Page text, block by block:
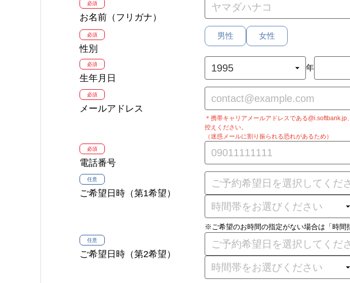
必須
お名前（フリガナ）
必須
性別
男性 女性
必須
生年月日
年
必須
メールアドレス
＊携帯キャリアメールアドレスである
控えください。
（迷惑メールに割り振られる恐れがあるため）
必須
電話番号
任意
ご希望日時（第1希望）
※ご希望のお時間の指定がない場合は「時間
任意
ご希望日時（第2希望）